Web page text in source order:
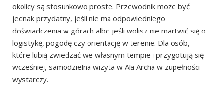
okolicy są stosunkowo proste. Przewodnik może być
jednak przydatny, jeśli nie ma odpowiedniego
doświadczenia w górach albo jeśli wolisz nie martwić się o
logistykę, pogodę czy orientację w terenie. Dla osób,
które lubią zwiedzać we własnym tempie i przygotują się
wcześniej, samodzielna wizyta w Ala Archa w zupełności
wystarczy.